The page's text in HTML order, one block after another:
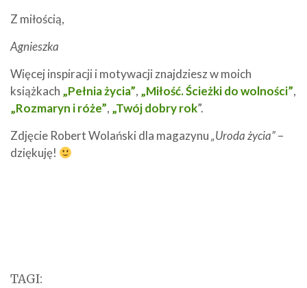
Z miłością,
Agnieszka
Więcej inspiracji i motywacji znajdziesz w moich
książkach „Pełnia życia”, „Miłość. Ścieżki do wolności”,
„Rozmaryn i róże”, „Twój dobry rok”.
Zdjęcie Robert Wolański dla magazynu„Uroda życia”–
dziękuję!
TAGI: